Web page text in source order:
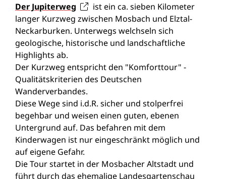
Der Jupiterweg
ist ein ca. sieben Kilometer
langer Kurzweg zwischen Mosbach und Elztal-
Neckarburken. Unterwegs welchseln sich
geologische, historische und landschaftliche
Highlights ab.
Der Kurzweg entspricht den "Komforttour" -
Qualitätskriterien des Deutschen
Wanderverbandes.
Diese Wege sind i.d.R. sicher und stolperfrei
begehbar und weisen einen guten, ebenen
Untergrund auf. Das befahren mit dem
Kinderwagen ist nur eingeschränkt möglich und
auf eigene Gefahr.
Die Tour startet in der Mosbacher Altstadt und
führt durch das ehemalige Landesgartenschau